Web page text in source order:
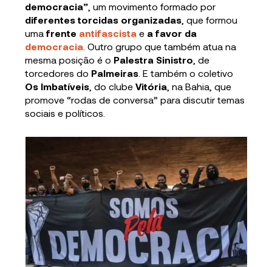
democracia” , um movimento formado por
diferentes torcidas organizadas , que formou
umafrente antifascista e a favor da
democracia . Outro grupo que também atua na
mesma posição é o Palestra Sinistro , de
torcedores do Palmeiras . E também o coletivo
Os Imbatíveis , do clubeVitória , na Bahia, que
promove “rodas de conversa” para discutir temas
sociais e políticos.